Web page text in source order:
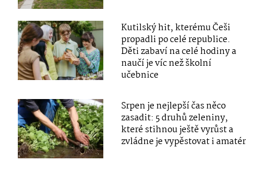
Kutilský hit, kterému Češi
propadli po celé republice.
Děti zabaví na celé hodiny a
naučí je víc než školní
učebnice
Srpen je nejlepší čas něco
zasadit: 5 druhů zeleniny,
které stihnou ještě vyrůst a
zvládne je vypěstovat i amatér